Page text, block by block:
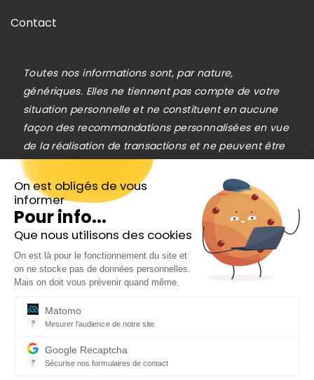
On est obligés de vous
informer
Pour info...
Que nous utilisons des cookies
On est là pour le fonctionnement du site et
on ne stocke pas de données personnelles.
Mais on doit vous prévenir quand même.
?
Matomo
Mesurer l'audience de notre site
?
Google Recaptcha
Sécurise nos formulaires de contact
Inscrivez-vous gratuitement à
notre Newsletter hebdo
En cadeau notre ebook
Contact
Toutes nos informations sont, par nature,
génériques. Elles ne tiennent pas compte de votre
situation personnelle et ne constituent en aucune
façon des recommandations personnalisées en vue
de la réalisation de transactions et ne peuvent être
assimilées à une prestation de conseil en
investissement financier, ni à une incitation
quelconque à acheter ou vendre des instruments
financiers. Le lecteur est seul responsable de
l’utilisation de l’information fournie, sans qu’aucun
recours contre la société éditrice de
Cafedelabourse.com ne soit possible. La
responsabilité de la société éditrice de
Cafedelabourse.com ne pourra en aucun cas être
engagée en cas d’erreur, d’omission ou
d’investissement inopportun.
Le trading est risqué et vous pouvez perdre une